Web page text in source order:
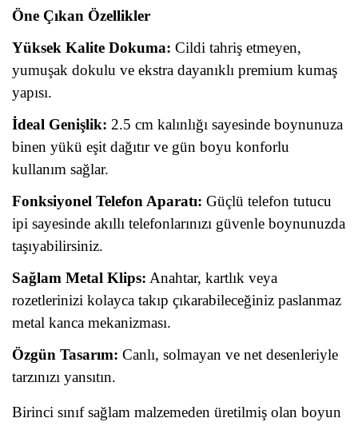
Öne Çıkan Özellikler
Yüksek Kalite Dokuma: Cildi tahriş etmeyen,
yumuşak dokulu ve ekstra dayanıklı premium kumaş
yapısı.
İdeal Genişlik: 2.5 cm kalınlığı sayesinde boynunuza
binen yükü eşit dağıtır ve gün boyu konforlu
kullanım sağlar.
Fonksiyonel Telefon Aparatı: Güçlü telefon tutucu
ipi sayesinde akıllı telefonlarınızı güvenle boynunuzda
taşıyabilirsiniz.
Sağlam Metal Klips: Anahtar, kartlık veya
rozetlerinizi kolayca takıp çıkarabileceğiniz paslanmaz
metal kanca mekanizması.
Özgün Tasarım: Canlı, solmayan ve net desenleriyle
tarzınızı yansıtın.
Birinci sınıf sağlam malzemeden üretilmiş olan boyun